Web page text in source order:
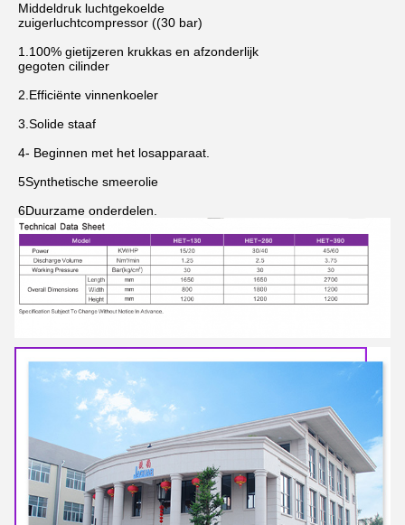
Middeldruk luchtgekoelde
zuigerluchtcompressor ((30 bar)
1.100% gietijzeren krukkas en afzonderlijk
gegoten cilinder
2.Efficiënte vinnenkoeler
3.Solide staaf
4- Beginnen met het losapparaat.
5Synthetische smeerolie
6Duurzame onderdelen.